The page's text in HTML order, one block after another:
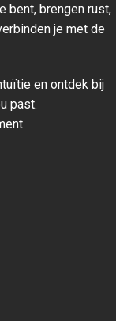
bent, brengen rust,
je met de
en ontdek bij
past.